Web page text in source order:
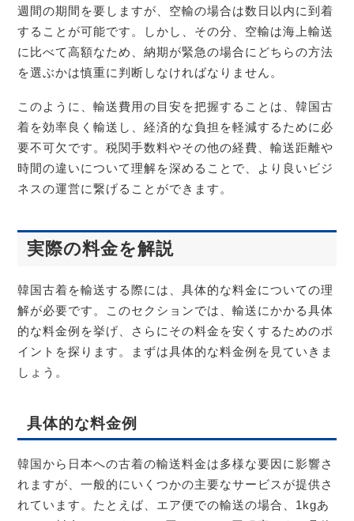
週間の期間を要しますが、空輸の場合は数日以内に到着
することが可能です。しかし、その分、空輸は海上輸送
に比べて高額なため、納期が緊急の場合にどちらの方法
を選ぶかは慎重に判断しなければなりません。
このように、輸送費用の目安を把握することは、韓国古
着を効率良く輸送し、経済的な負担を軽減するために必
要不可欠です。税関手数料やその他の経費、輸送距離や
時間の違いについて理解を深めることで、より良いビジ
ネスの運営に繋げることができます。
実際の料金を解説
韓国古着を輸送する際には、具体的な料金についての理
解が必要です。このセクションでは、輸送にかかる具体
的な料金例を挙げ、さらにその料金を安くするためのポ
イントを探ります。まずは具体的な料金例を見ていきま
しょう。
具体的な料金例
韓国から日本への古着の輸送料金は多様な要因に影響さ
れますが、一般的にいくつかの主要なサービスが提供さ
れています。たとえば、エア便での輸送の場合、1kgあ